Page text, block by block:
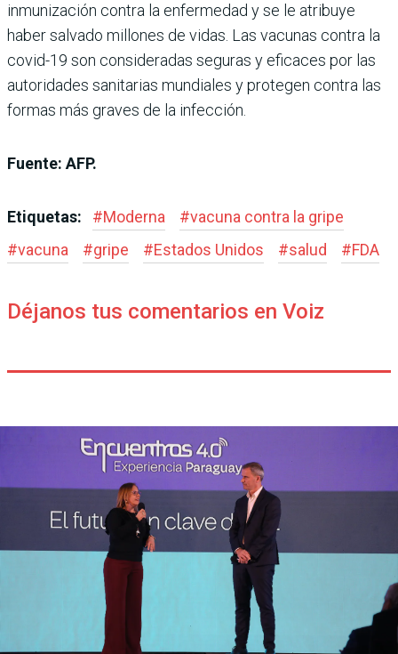
inmunización contra la enfermedad y se le atribuye
haber salvado millones de vidas. Las vacunas contra la
covid-19 son consideradas seguras y eficaces por las
autoridades sanitarias mundiales y protegen contra las
formas más graves de la infección.
Fuente: AFP.
Etiquetas: #Moderna #vacuna contra la gripe
#vacuna #gripe #Estados Unidos #salud #FDA
Déjanos tus comentarios en Voiz